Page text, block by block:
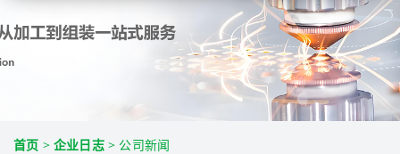
首页 >企业日志> 公司新闻